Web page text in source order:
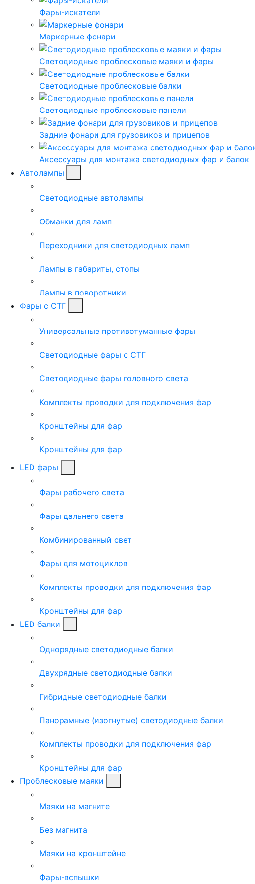
Фары-искатели
Маркерные фонари
Светодиодные проблесковые маяки и фары
Светодиодные проблесковые балки
Светодиодные проблесковые панели
Задние фонари для грузовиков и прицепов
Аксессуары для монтажа светодиодных фар и балок
Автолампы
Светодиодные автолампы
Обманки для ламп
Переходники для светодиодных ламп
Лампы в габариты, стопы
Лампы в поворотники
Фары с СТГ
Универсальные противотуманные фары
Светодиодные фары с СТГ
Светодиодные фары головного света
Комплекты проводки для подключения фар
Кронштейны для фар
Кронштейны для фар
LED фары
Фары рабочего света
Фары дальнего света
Комбинированный свет
Фары для мотоциклов
Комплекты проводки для подключения фар
Кронштейны для фар
LED балки
Однорядные светодиодные балки
Двухрядные светодиодные балки
Гибридные светодиодные балки
Панорамные (изогнутые) светодиодные балки
Комплекты проводки для подключения фар
Кронштейны для фар
Проблесковые маяки
Маяки на магните
Без магнита
Маяки на кронштейне
Фары-вспышки